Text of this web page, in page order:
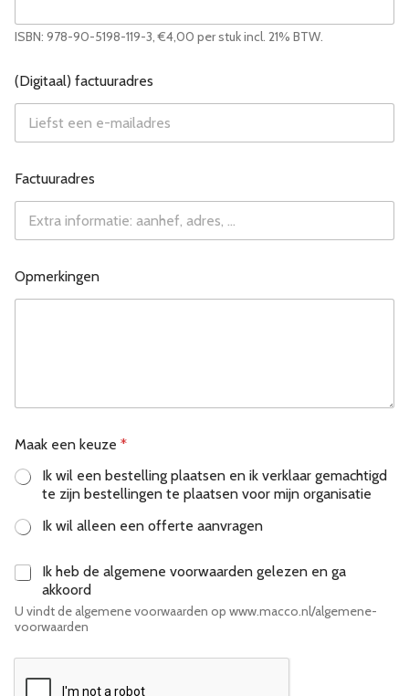
ISBN: 978-90-5198-119-3, €4,00 per stuk incl. 21% BTW.
(Digitaal) factuuradres
Factuuradres
Opmerkingen
Maak een keuze *
Ik wil een bestelling plaatsen en ik verklaar gemachtigd
te zijn bestellingen te plaatsen voor mijn organisatie
Ik wil alleen een offerte aanvragen
A
g
e
e
Ik heb de algemene voorwaarden gelezen en ga
akkoord
U vindt de algemene voorwaarden op www.macco.nl/algemene-
voorwaarden